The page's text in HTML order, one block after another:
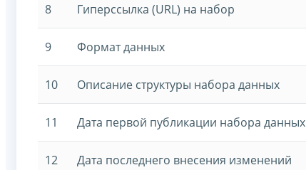
8 Гиперссылка (URL) на набор
9 Формат данных
10 Описание структуры набора данных
11 Дата первой публикации набора данных
12 Дата последнего внесения изменений